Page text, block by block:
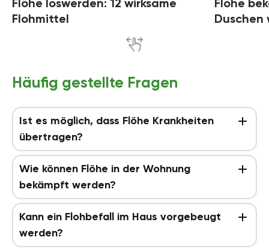
Flöhe loswerden: 12 wirksame
Flohmittel
Flöhe
Duschen
Häufig gestellte Fragen
Ist es möglich, dass Flöhe Krankheiten
übertragen?
Wie können Flöhe in der Wohnung
bekämpft werden?
Kann ein Flohbefall im Haus vorgebeugt
werden?